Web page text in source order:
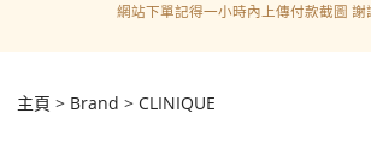
網站下單記得一小時內上傳付款截圖 謝
主頁 Brand CLINIQUE